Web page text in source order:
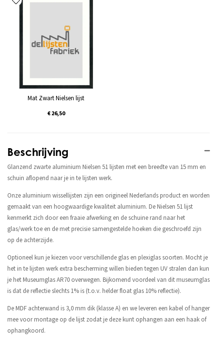
Beschrijving
Glanzend zwarte aluminium Nielsen 51 lijsten met een breedte van 15 mm en
schuin aflopend naar je in te lijsten werk.
Onze aluminium wissellijsten zijn een origineel Nederlands product en worden
gemaakt van een hoogwaardige kwaliteit aluminium. De Nielsen 51 lijst
kenmerkt zich door een fraaie afwerking en de schuine rand naar het
glas/werk toe en de met precisie samengestelde hoeken die geschroefd zijn
op de achterzijde.
Optioneel kun je kiezen voor verschillende glas en plexiglas soorten. Mocht je
het in te lijsten werk extra bescherming willen bieden tegen UV stralen dan kun
je het Museumglas AR70 overwegen. Bijkomend voordeel van dit museumglas
is dat de reflectie slechts 1% is (t.o.v. helder float glas 10% reflectie).
De MDF achterwand is 3,0 mm dik (klasse A) en we leveren een kabel of hanger
mee voor montage op de lijst zodat je deze kunt ophangen aan een haak of
ophangkoord.
Mat Zwart Nielsen lijst
€ 26,50